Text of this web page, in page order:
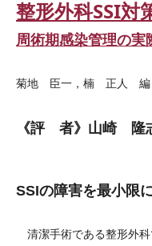
整形外科SSI対
周術期感染管理の実
菊地 臣一，楠 正人 編
《評 者》山崎 隆
SSIの障害を最小限
清潔手術である整形外